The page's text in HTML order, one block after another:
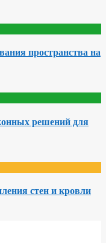
пространства на
решений для
стен и кровли